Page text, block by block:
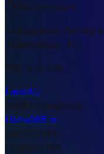
Kurzantwort
Abbieglassie Airstrip
Abbieglassie, AU.
265 m ü. NN.
LandAU
StadtAbbieglassie
Höhe265 m
Lat-27.2484
Lng147.5780